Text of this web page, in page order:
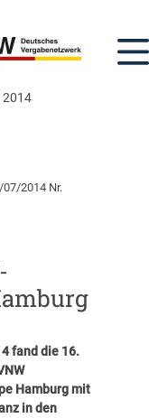
2014
2014 Nr.
fand die 16.
Hamburg mit
in den